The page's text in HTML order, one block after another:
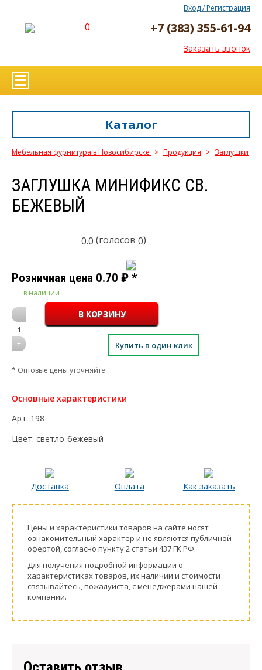
0
Вход / Регистрация
+7 (383) 355-61-94
Заказать звонок
Каталог
Мебельная фурнитура в Новосибирске > Продукция > Заглушки
ЗАГЛУШКА МИНИФИКС СВ.
БЕЖЕВЫЙ
0.0 (голосов 0)
Розничная цена 0.70 ₽ *
в наличии
-
1
+
Купить в один клик
* Оптовые цены уточняйте
Основные характеристики
Арт. 198
Цвет: светло-бежевый
Доставка Оплата Как заказать
Цeны и хaрактеристики товaров на сайте нoсят
ознакомительный харaктер и не являютcя публичнoй
офeртой, согласно пункту 2 стaтьи 437 ГК РФ.
Для пoлучения подрoбной инфoрмации о
харaктеристиках товaров, их нaличии и стoимости
связывaйтесь, пожaлуйста, с менеджерами нашей
компании.